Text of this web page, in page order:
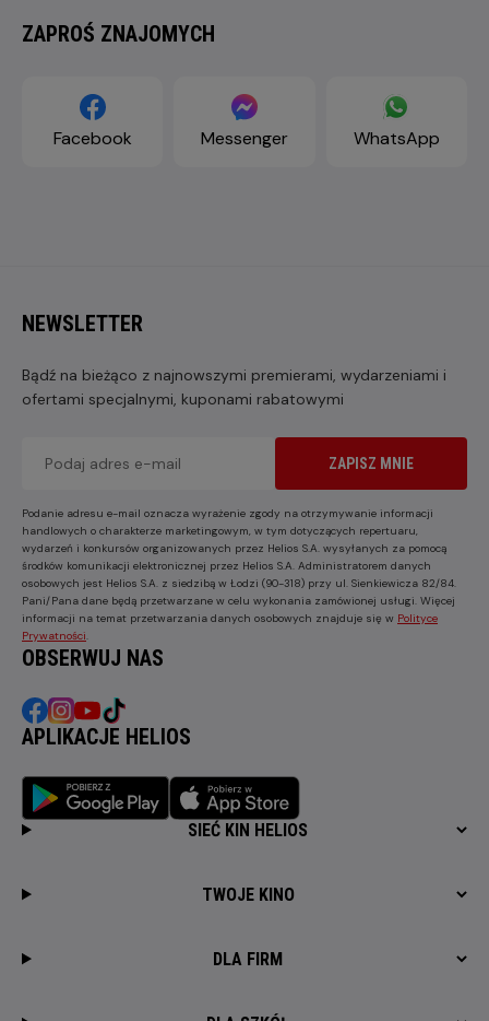
ZAPROŚ ZNAJOMYCH
Facebook Messenger WhatsApp
NEWSLETTER
Bądź na bieżąco z najnowszymi premierami, wydarzeniami i
ofertami specjalnymi, kuponami rabatowymi
ZAPISZ MNIE
Podanie adresu e-mail oznacza wyrażenie zgody na otrzymywanie informacji
handlowych o charakterze marketingowym, w tym dotyczących repertuaru,
wydarzeń i konkursów organizowanych przez Helios S.A. wysyłanych za pomocą
środków komunikacji elektronicznej przez Helios S.A. Administratorem danych
osobowych jest Helios S.A. z siedzibą w Łodzi (90-318) przy ul. Sienkiewicza 82/84.
Pani/Pana dane będą przetwarzane w celu wykonania zamówionej usługi. Więcej
informacji na temat przetwarzania danych osobowych znajduje się w Polityce
Prywatności
OBSERWUJ NAS
APLIKACJE HELIOS
SIEĆ KIN HELIOS
TWOJE KINO
DLA FIRM